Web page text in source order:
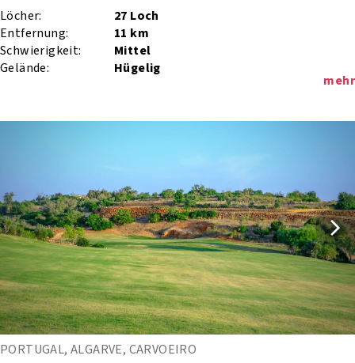
Löcher:
27 Loch
Entfernung:
11 km
Schwierigkeit:
Mittel
Gelände:
Hügelig
mehr
PORTUGAL, ALGARVE, CARVOEIRO